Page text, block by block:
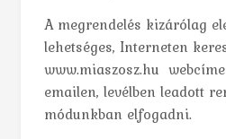
A megrendelés kizárólag
lehetséges, Interneten
www.miaszosz.hu
emailen, levélben leadott
módunkban elfogadni.